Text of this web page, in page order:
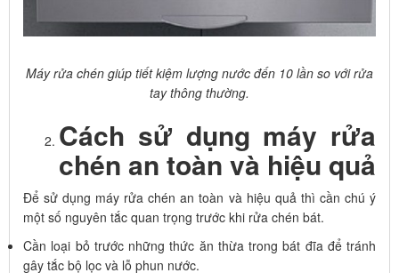
Máy rửa chén giúp tiết kiệm lượng nước đến 10 lần so với rửa
tay thông thường.
Cách sử dụng máy rửa
chén an toàn và hiệu quả
Để sử dụng máy rửa chén an toàn và hiệu quả thì cần chú ý
một số nguyên tắc quan trọng trước khi rửa chén bát.
Cần loại bỏ trước những thức ăn thừa trong bát đĩa để tránh
gây tắc bộ lọc và lỗ phun nước.